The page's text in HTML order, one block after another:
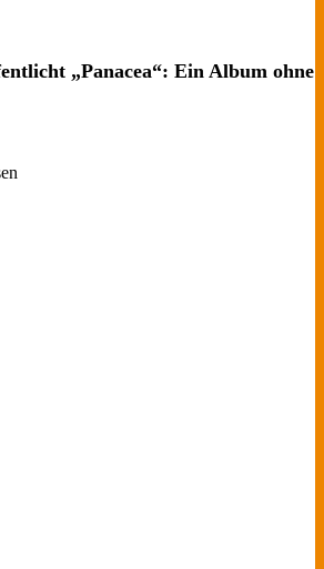
„Panacea“: Ein Album ohne